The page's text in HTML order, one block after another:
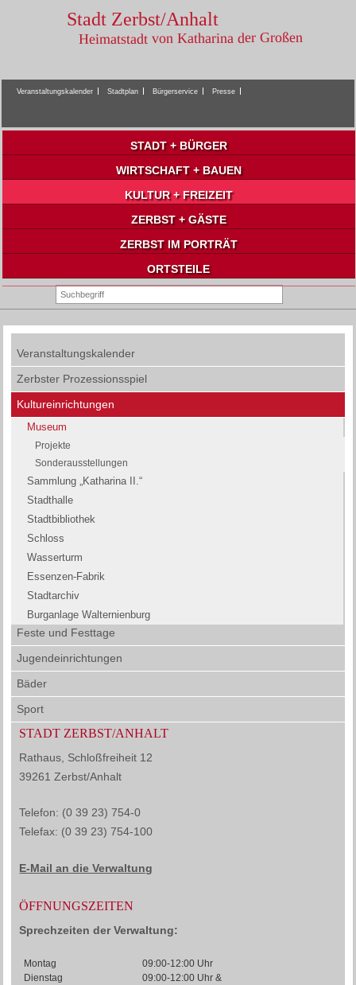
Stadt Zerbst/Anhalt
Heimatstadt von Katharina der Großen
Veranstaltungskalender Stadtplan Bürgerservice Presse
STADT + BÜRGER
WIRTSCHAFT + BAUEN
KULTUR + FREIZEIT
ZERBST + GÄSTE
ZERBST IM PORTRÄT
ORTSTEILE
Veranstaltungskalender
Zerbster Prozessionsspiel
Kultureinrichtungen
Museum
Projekte
Sonderausstellungen
Sammlung „Katharina II.“
Stadthalle
Stadtbibliothek
Schloss
Wasserturm
Essenzen-Fabrik
Stadtarchiv
Burganlage Walternienburg
Feste und Festtage
Jugendeinrichtungen
Bäder
Sport
STADT ZERBST/ANHALT
Rathaus, Schloßfreiheit 12
39261 Zerbst/Anhalt
Telefon: (0 39 23) 754-0
Telefax: (0 39 23) 754-100
E-Mail an die Verwaltung
ÖFFNUNGSZEITEN
Sprechzeiten der Verwaltung:
Montag
09:00-12:00 Uhr
Dienstag
09:00-12:00 Uhr &